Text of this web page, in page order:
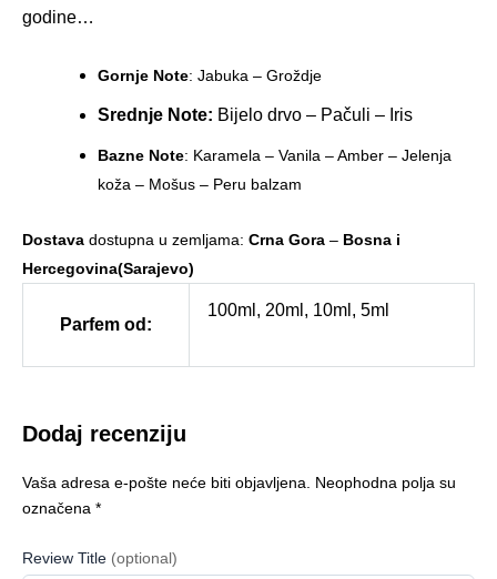
godine…
Gornje Note: Jabuka – Groždje
Srednje Note: Bijelo drvo – Pačuli – Iris
Bazne Note: Karamela – Vanila – Amber – Jelenja
koža – Mošus – Peru balzam
Dostava dostupna u zemljama: Crna Gora – Bosna i
Hercegovina(Sarajevo)
Parfem od:
100ml, 20ml, 10ml, 5ml
Dodaj recenziju
Vaša adresa e-pošte neće biti objavljena.
Neophodna polja su
označena *
Review Title (optional)